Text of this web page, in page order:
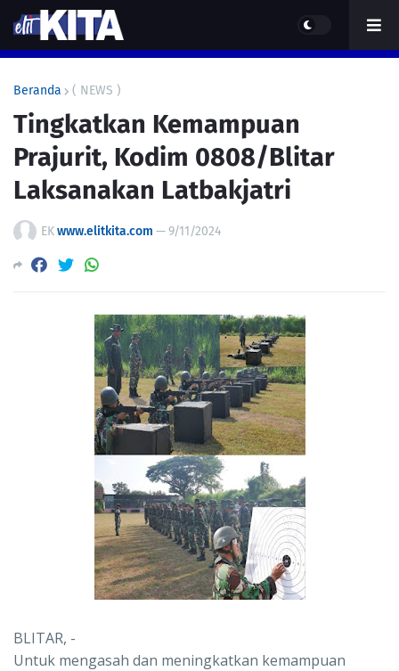
Beranda ( NEWS )
Tingkatkan Kemampuan
Prajurit, Kodim 0808/Blitar
Laksanakan Latbakjatri
EKwww.elitkita.com —9/11/2024
BLITAR, -
Untuk mengasah dan meningkatkan kemampuan